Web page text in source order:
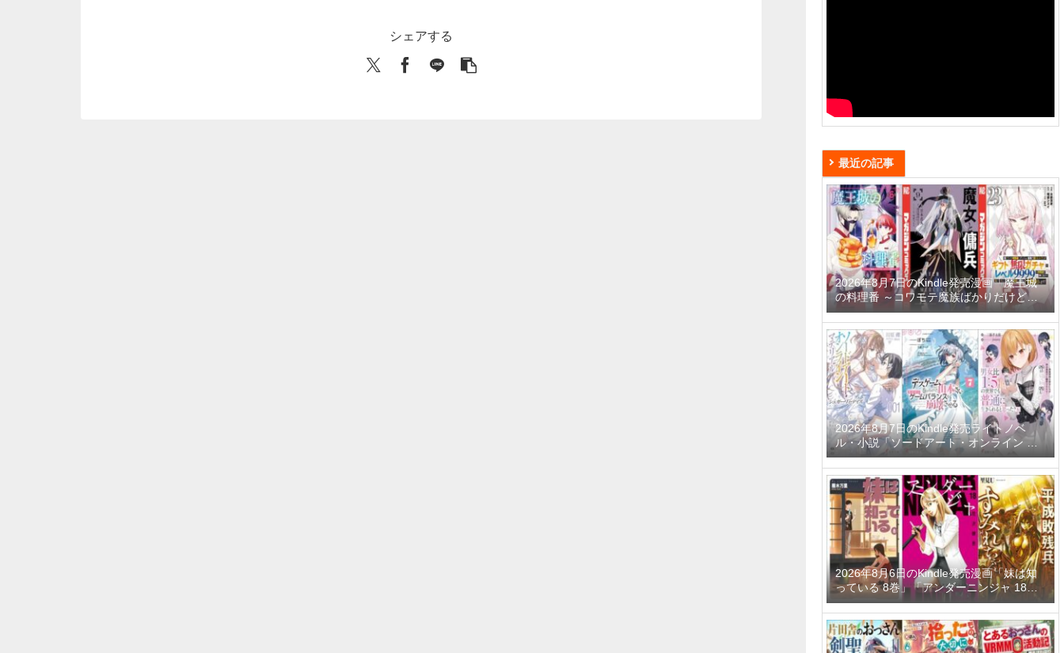
シェアする
最近の記事
2026年8月7日のKindle発売漫画「魔王城
の料理番 ～コワモテ魔族ばかりだけど、
ホワイトな職場です～ 6巻」「魔女と傭兵
9巻」「信じていた仲間達にダンジョン奥
地で殺されかけたがギフト『無限ガチャ』
でレベル9999の仲間達を手に入れて元パ
ーティーメンバーと世界に復讐＆『ざま
ぁ！』します！ 23巻」など
2026年8月7日のKindle発売ライトノベ
ル・小説「ソードアート・オンライン マ
テリアル1 シュガーリィ・デイズ」「デス
ゲームに巻き込まれた山本さん、気ままに
ゲームバランスを崩壊させる 7巻」「男女
比1：5の世界でも普通に生きられると思
った？6 ～激重感情な彼女たちが無自覚男
子に翻弄されたら～」など
2026年8月6日のKindle発売漫画「妹は知
っている 8巻」「アンダーニンジャ 18
巻」「平成敗残兵すみれちゃん 11巻」な
ど